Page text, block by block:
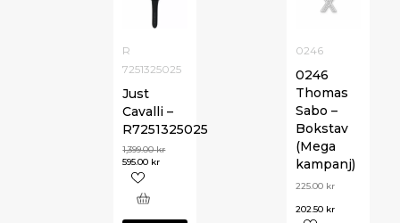
R
7251325025
Just
Cavalli –
R7251325025
1,399.00kr
595.00 kr
0246
0246
Thomas
Sabo –
Bokstav
(Mega
kampanj)
225.00 kr
202.50 kr